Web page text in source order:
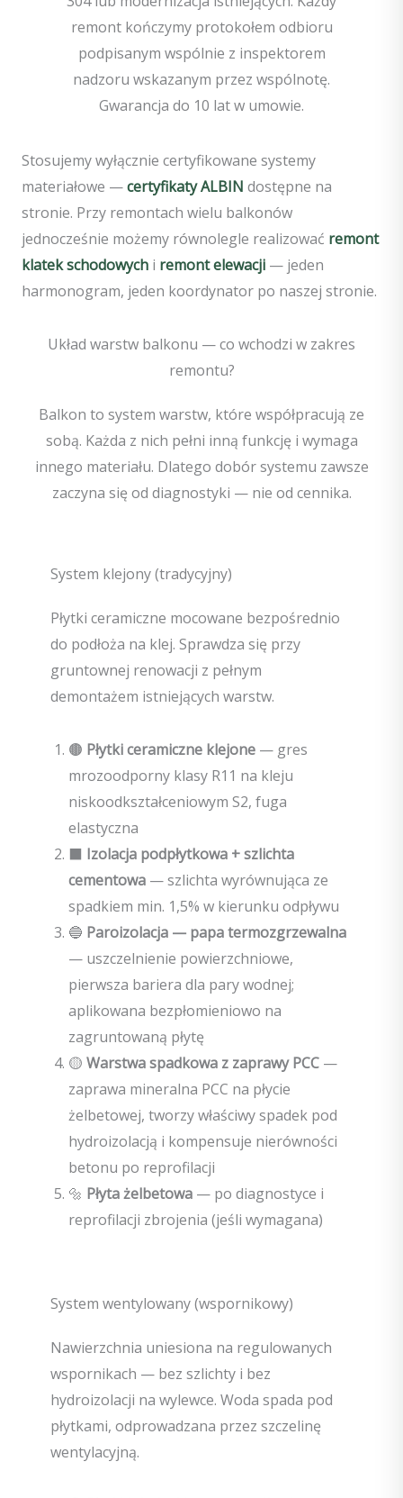
remont kończymy protokołem odbioru
podpisanym wspólnie z inspektorem
nadzoru wskazanym przez wspólnotę.
Gwarancja do 10 lat w umowie.
Stosujemy wyłącznie certyfikowane systemy
materiałowe —certyfikaty ALBIN dostępne na
stronie. Przy remontach wielu balkonów
jednocześnie możemy równolegle realizować remont
klatek schodowych i remont elewacji — jeden
harmonogram, jeden koordynator po naszej stronie.
Układ warstw balkonu — co wchodzi w zakres
remontu?
Balkon to system warstw, które współpracują ze
sobą. Każda z nich pełni inną funkcję i wymaga
innego materiału. Dlatego dobór systemu zawsze
zaczyna się od diagnostyki — nie od cennika.
System klejony (tradycyjny)
Płytki ceramiczne mocowane bezpośrednio
do podłoża na klej. Sprawdza się przy
gruntownej renowacji z pełnym
demontażem istniejących warstw.
🟤 Płytki ceramiczne klejone — gres
mrozoodporny klasy R11 na kleju
niskoodkształceniowym S2, fuga
elastyczna
⬛ Izolacja podpłytkowa + szlichta
cementowa — szlichta wyrównująca ze
spadkiem min. 1,5% w kierunku odpływu
🔵 Paroizolacja — papa termozgrzewalna
— uszczelnienie powierzchniowe,
pierwsza bariera dla pary wodnej;
aplikowana bezpłomieniowo na
zagruntowaną płytę
🟡 Warstwa spadkowa z zaprawy PCC —
zaprawa mineralna PCC na płycie
żelbetowej, tworzy właściwy spadek pod
hydroizolacją i kompensuje nierówności
betonu po reprofilacji
🔩 Płyta żelbetowa — po diagnostyce i
reprofilacji zbrojenia (jeśli wymagana)
System wentylowany (wspornikowy)
Nawierzchnia uniesiona na regulowanych
wspornikach — bez szlichty i bez
hydroizolacji na wylewce. Woda spada pod
płytkami, odprowadzana przez szczelinę
wentylacyjną.